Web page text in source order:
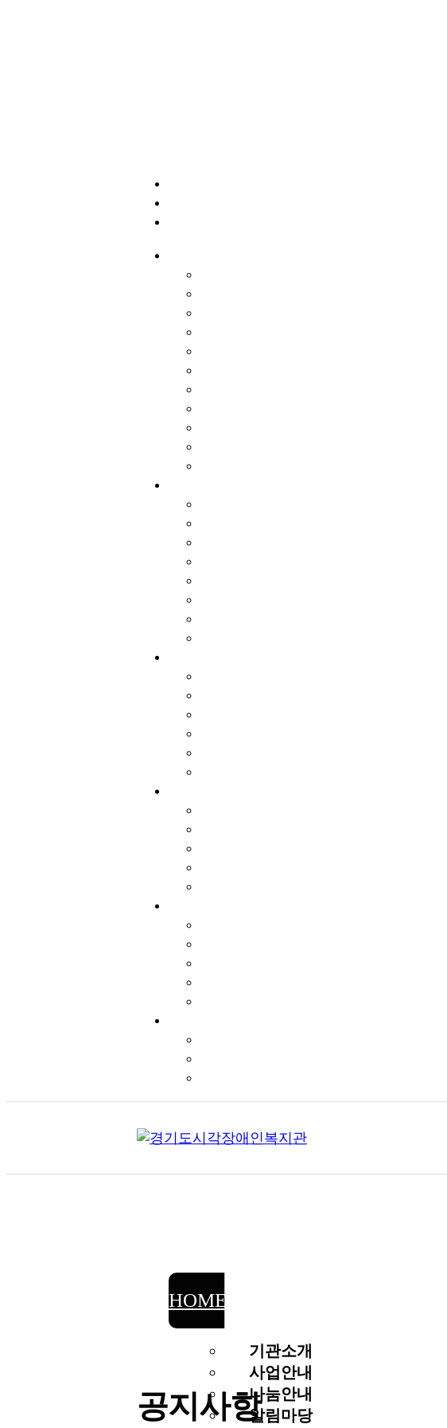
HOME
기관소개
사업안내
나눔안내
알림마당
공지사항